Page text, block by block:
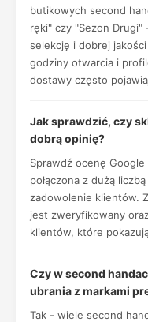
butikowych second
ręki" czy "Sezon Drugi"
selekcję i dobrej
godziny otwarcia i
dostawy często
Jak sprawdzić, czy
dobrą opinię?
Sprawdź ocenę
połączona z dużą
zadowolenie klientów.
jest zweryfikowany
klientów, które
Czy w second
ubrania z markami
Tak - wiele second